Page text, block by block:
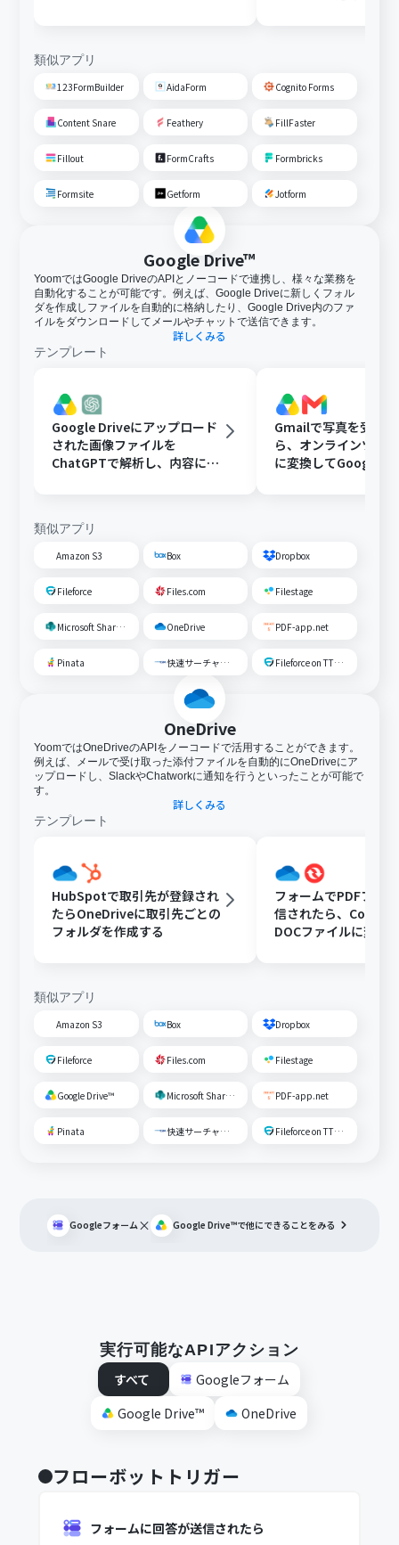
類似アプリ
123FormBuilder AidaForm Cognito Forms
Content Snare Feathery FillFaster
Fillout FormCrafts Formbricks
Formsite Getform Jotform
Google Drive™
YoomではGoogle DriveのAPIとノーコードで連携し、様々な業務を
自動化することが可能です。例えば、Google Driveに新しくフォル
ダを作成しファイルを自動的に格納したり、Google Drive内のファ
イルをダウンロードしてメールやチャットで送信できます。
詳しくみる
テンプレート
Google Driveにアップロード
された画像ファイルを
ChatGPTで解析し、内容に応
Gmailで写真を受け
ら、オンラインツー
に変換してGoogle
類似アプリ
Amazon S3 Box Dropbox
Fileforce Files.com Filestage
Microsoft SharePoint OneDrive PDF-app.net
Pinata 快速サーチャーGX Fileforce on TTS Cloud
OneDrive
YoomではOneDriveのAPIをノーコードで活用することができます。
例えば、メールで受け取った添付ファイルを自動的にOneDriveにア
ップロードし、SlackやChatworkに通知を行うといったことが可能で
す。
詳しくみる
テンプレート
HubSpotで取引先が登録され
たらOneDriveに取引先ごとの
フォルダを作成する
フォームでPDFファ
信されたら、
DOCファイルに変換
類似アプリ
Amazon S3 Box Dropbox
Fileforce Files.com Filestage
Google Drive™ Microsoft SharePoint PDF-app.net
Pinata 快速サーチャーGX Fileforce on TTS Cloud
Googleフォーム× Google Drive™で他にできることをみる
実行可能なAPIアクション
すべて
Googleフォーム
Google Drive™
OneDrive
フローボットトリガー
フォームに回答が送信されたら